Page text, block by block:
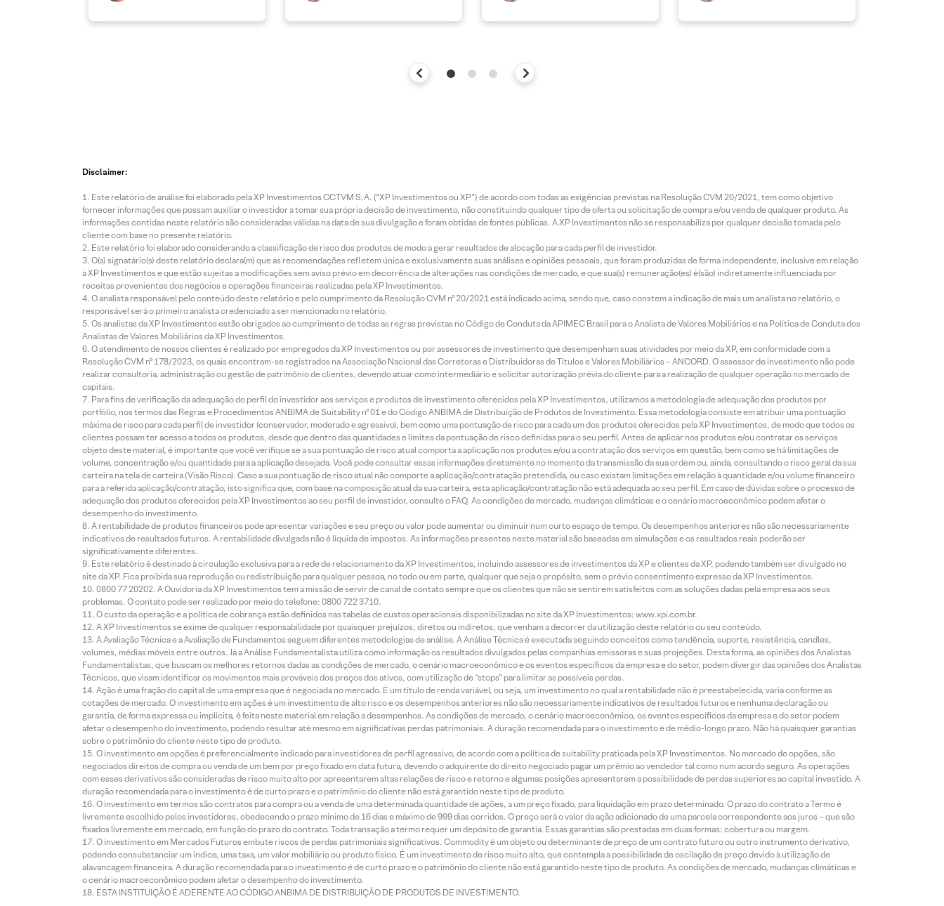
Disclaimer:
Este relatório de análise foi elaborado pela XP Investimentos CCTVM S.A. (“XP Investimentos ou XP”) de acordo com todas as exigências previstas na Resolução CVM 20/2021, tem como objetivo
fornecer informações que possam auxiliar o investidor a tomar sua própria decisão de investimento, não constituindo qualquer tipo de oferta ou solicitação de compra e/ou venda de qualquer produto. As
informações contidas neste relatório são consideradas válidas na data de sua divulgação e foram obtidas de fontes públicas. A XP Investimentos não se responsabiliza por qualquer decisão tomada pelo
cliente com base no presente relatório.
Este relatório foi elaborado considerando a classificação de risco dos produtos de modo a gerar resultados de alocação para cada perfil de investidor.
O(s) signatário(s) deste relatório declara(m) que as recomendações refletem única e exclusivamente suas análises e opiniões pessoais, que foram produzidas de forma independente, inclusive em relação
à XP Investimentos e que estão sujeitas a modificações sem aviso prévio em decorrência de alterações nas condições de mercado, e que sua(s) remuneração(es) é(são) indiretamente influenciada por
receitas provenientes dos negócios e operações financeiras realizadas pela XP Investimentos.
O analista responsável pelo conteúdo deste relatório e pelo cumprimento da Resolução CVM nº 20/2021 está indicado acima, sendo que, caso constem a indicação de mais um analista no relatório, o
responsável será o primeiro analista credenciado a ser mencionado no relatório.
Os analistas da XP Investimentos estão obrigados ao cumprimento de todas as regras previstas no Código de Conduta da APIMEC Brasil para o Analista de Valores Mobiliários e na Política de Conduta dos
Analistas de Valores Mobiliários da XP Investimentos.
O atendimento de nossos clientes é realizado por empregados da XP Investimentos ou por assessores de investimento que desempenham suas atividades por meio da XP, em conformidade com a
Resolução CVM nº 178/2023, os quais encontram-se registrados na Associação Nacional das Corretoras e Distribuidoras de Títulos e Valores Mobiliários – ANCORD. O assessor de investimento não pode
realizar consultoria, administração ou gestão de patrimônio de clientes, devendo atuar como intermediário e solicitar autorização prévia do cliente para a realização de qualquer operação no mercado de
capitais.
Para fins de verificação da adequação do perfil do investidor aos serviços e produtos de investimento oferecidos pela XP Investimentos, utilizamos a metodologia de adequação dos produtos por
portfólio, nos termos das Regras e Procedimentos ANBIMA de Suitability nº 01 e do Código ANBIMA de Distribuição de Produtos de Investimento. Essa metodologia consiste em atribuir uma pontuação
máxima de risco para cada perfil de investidor (conservador, moderado e agressivo), bem como uma pontuação de risco para cada um dos produtos oferecidos pela XP Investimentos, de modo que todos os
clientes possam ter acesso a todos os produtos, desde que dentro das quantidades e limites da pontuação de risco definidas para o seu perfil. Antes de aplicar nos produtos e/ou contratar os serviços
objeto deste material, é importante que você verifique se a sua pontuação de risco atual comporta a aplicação nos produtos e/ou a contratação dos serviços em questão, bem como se há limitações de
volume, concentração e/ou quantidade para a aplicação desejada. Você pode consultar essas informações diretamente no momento da transmissão da sua ordem ou, ainda, consultando o risco geral da sua
carteira na tela de carteira (Visão Risco). Caso a sua pontuação de risco atual não comporte a aplicação/contratação pretendida, ou caso existam limitações em relação à quantidade e/ou volume financeiro
para a referida aplicação/contratação, isto significa que, com base na composição atual da sua carteira, esta aplicação/contratação não está adequada ao seu perfil. Em caso de dúvidas sobre o processo de
adequação dos produtos oferecidos pela XP Investimentos ao seu perfil de investidor, consulte o FAQ. As condições de mercado, mudanças climáticas e o cenário macroeconômico podem afetar o
desempenho do investimento.
A rentabilidade de produtos financeiros pode apresentar variações e seu preço ou valor pode aumentar ou diminuir num curto espaço de tempo. Os desempenhos anteriores não são necessariamente
indicativos de resultados futuros. A rentabilidade divulgada não é líquida de impostos. As informações presentes neste material são baseadas em simulações e os resultados reais poderão ser
significativamente diferentes.
Este relatório é destinado à circulação exclusiva para a rede de relacionamento da XP Investimentos, incluindo assessores de investimentos da XP e clientes da XP, podendo também ser divulgado no
site da XP. Fica proibida sua reprodução ou redistribuição para qualquer pessoa, no todo ou em parte, qualquer que seja o propósito, sem o prévio consentimento expresso da XP Investimentos.
0800 77 20202. A Ouvidoria da XP Investimentos tem a missão de servir de canal de contato sempre que os clientes que não se sentirem satisfeitos com as soluções dadas pela empresa aos seus
problemas. O contato pode ser realizado por meio do telefone: 0800 722 3710.
O custo da operação e a política de cobrança estão definidos nas tabelas de custos operacionais disponibilizadas no site da XP Investimentos: www.xpi.com.br.
A XP Investimentos se exime de qualquer responsabilidade por quaisquer prejuízos, diretos ou indiretos, que venham a decorrer da utilização deste relatório ou seu conteúdo.
A Avaliação Técnica e a Avaliação de Fundamentos seguem diferentes metodologias de análise. A Análise Técnica é executada seguindo conceitos como tendência, suporte, resistência, candles,
volumes, médias móveis entre outros. Já a Análise Fundamentalista utiliza como informação os resultados divulgados pelas companhias emissoras e suas projeções. Desta forma, as opiniões dos Analistas
Fundamentalistas, que buscam os melhores retornos dadas as condições de mercado, o cenário macroeconômico e os eventos específicos da empresa e do setor, podem divergir das opiniões dos Analistas
Técnicos, que visam identificar os movimentos mais prováveis dos preços dos ativos, com utilização de “stops” para limitar as possíveis perdas.
Ação é uma fração do capital de uma empresa que é negociada no mercado. É um título de renda variável, ou seja, um investimento no qual a rentabilidade não é preestabelecida, varia conforme as
cotações de mercado. O investimento em ações é um investimento de alto risco e os desempenhos anteriores não são necessariamente indicativos de resultados futuros e nenhuma declaração ou
garantia, de forma expressa ou implícita, é feita neste material em relação a desempenhos. As condições de mercado, o cenário macroeconômico, os eventos específicos da empresa e do setor podem
afetar o desempenho do investimento, podendo resultar até mesmo em significativas perdas patrimoniais. A duração recomendada para o investimento é de médio-longo prazo. Não há quaisquer garantias
sobre o patrimônio do cliente neste tipo de produto.
O investimento em opções é preferencialmente indicado para investidores de perfil agressivo, de acordo com a política de suitability praticada pela XP Investimentos. No mercado de opções, são
negociados direitos de compra ou venda de um bem por preço fixado em data futura, devendo o adquirente do direito negociado pagar um prêmio ao vendedor tal como num acordo seguro. As operações
com esses derivativos são consideradas de risco muito alto por apresentarem altas relações de risco e retorno e algumas posições apresentarem a possibilidade de perdas superiores ao capital investido. A
duração recomendada para o investimento é de curto prazo e o patrimônio do cliente não está garantido neste tipo de produto.
O investimento em termos são contratos para compra ou a venda de uma determinada quantidade de ações, a um preço fixado, para liquidação em prazo determinado. O prazo do contrato a Termo é
livremente escolhido pelos investidores, obedecendo o prazo mínimo de 16 dias e máximo de 999 dias corridos. O preço será o valor da ação adicionado de uma parcela correspondente aos juros – que são
fixados livremente em mercado, em função do prazo do contrato. Toda transação a termo requer um depósito de garantia. Essas garantias são prestadas em duas formas: cobertura ou margem.
O investimento em Mercados Futuros embute riscos de perdas patrimoniais significativos. Commodity é um objeto ou determinante de preço de um contrato futuro ou outro instrumento derivativo,
podendo consubstanciar um índice, uma taxa, um valor mobiliário ou produto físico. É um investimento de risco muito alto, que contempla a possibilidade de oscilação de preço devido à utilização de
alavancagem financeira. A duração recomendada para o investimento é de curto prazo e o patrimônio do cliente não está garantido neste tipo de produto. As condições de mercado, mudanças climáticas e
o cenário macroeconômico podem afetar o desempenho do investimento.
ESTA INSTITUIÇÃO É ADERENTE AO CÓDIGO ANBIMA DE DISTRIBUIÇÃO DE PRODUTOS DE INVESTIMENTO.